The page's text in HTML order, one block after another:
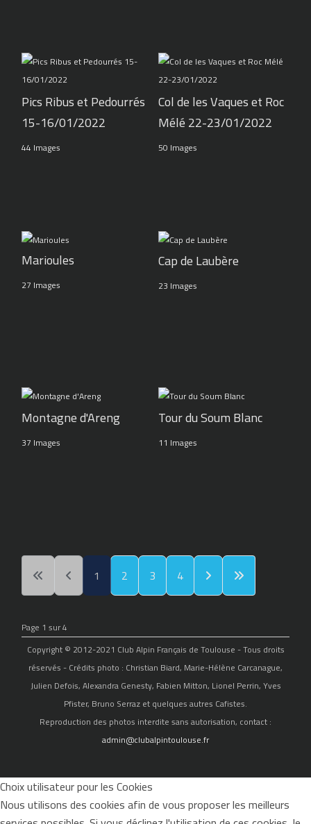
Pics Ribus et Pedourrés
15-16/01/2022
44 Images
Col de les Vaques et Roc
Mélé 22-23/01/2022
50 Images
Marioules
27 Images
Cap de Laubère
23 Images
Montagne d'Areng
37 Images
Tour du Soum Blanc
11 Images
1 2 3 4
Page 1 sur 4
Copyright © 2012-2021 Club Alpin Français de Toulouse - Tous droits
réservés - Crédits photo : Christian Biard, Marie-Hélène Carcanague,
Julien Defois, Alexandra Genesty, Fabien Mitton, Lionel Perrin, Yves
Pfister, Bruno Serraz et quelques autres Cafistes.
Reproduction des photos interdite sans autorisation, contact :
admin@clubalpintoulouse.fr
Choix utilisateur pour les Cookies
Nous utilisons des cookies afin de vous proposer les meilleurs